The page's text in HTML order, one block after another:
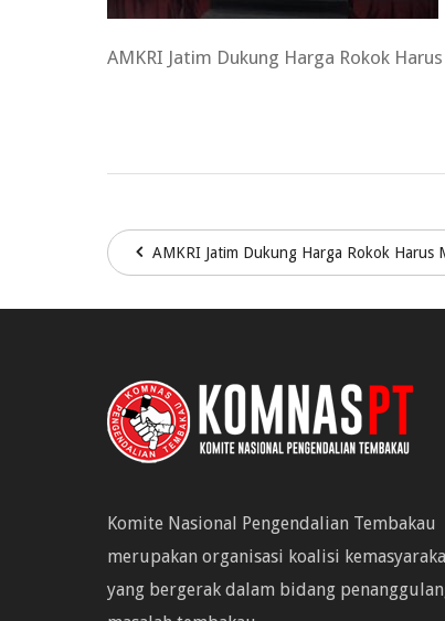
AMKRI Jatim Dukung Harga Rokok
AMKRI Jatim Dukung Harga Rokok Harus
Komite Nasional Pengendalian Tembakau
merupakan organisasi koalisi
yang bergerak dalam bidang